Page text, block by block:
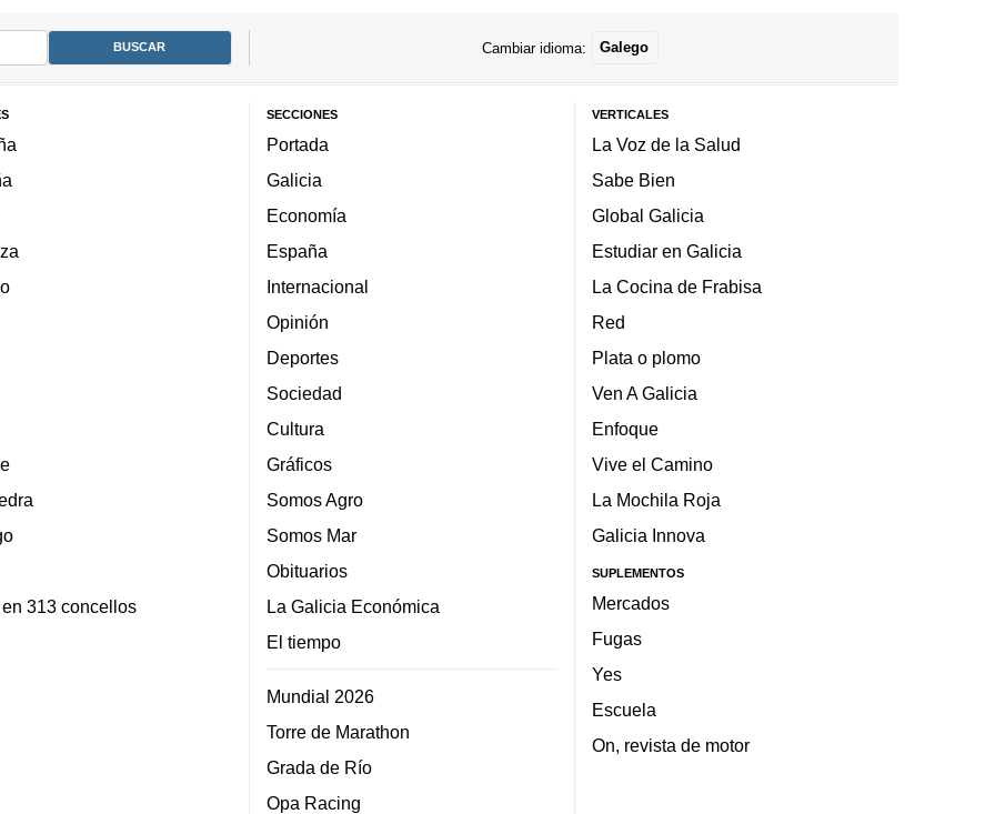
Cambiar idioma: Galego
313 concellos
SECCIONES
Portada
Galicia
Economía
España
Internacional
Opinión
Deportes
Sociedad
Cultura
Gráficos
Somos Agro
Somos Mar
Obituarios
La Galicia Económica
El tiempo
Mundial 2026
Torre de Marathon
Grada de Río
Opa Racing
VERTICALES
La Voz de la Salud
Sabe Bien
Global Galicia
Estudiar en Galicia
La Cocina de Frabisa
Red
Plata o plomo
Ven A Galicia
Enfoque
Vive el Camino
La Mochila Roja
Galicia Innova
SUPLEMENTOS
Mercados
Fugas
Yes
Escuela
On, revista de motor